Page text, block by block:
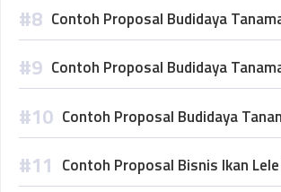
Contoh Proposal Budidaya
Contoh Proposal Budidaya
Contoh Proposal Budidaya
Contoh Proposal Bisnis Ikan